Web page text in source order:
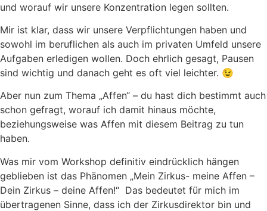
und worauf wir unsere Konzentration legen sollten.
Mir ist klar, dass wir unsere Verpflichtungen haben und
sowohl im beruflichen als auch im privaten Umfeld unsere
Aufgaben erledigen wollen. Doch ehrlich gesagt, Pausen
sind wichtig und danach geht es oft viel leichter. 😉
Aber nun zum Thema „Affen“ – du hast dich bestimmt auch
schon gefragt, worauf ich damit hinaus möchte,
beziehungsweise was Affen mit diesem Beitrag zu tun
haben.
Was mir vom Workshop definitiv eindrücklich hängen
geblieben ist das Phänomen „Mein Zirkus- meine Affen –
Dein Zirkus – deine Affen!“ Das bedeutet für mich im
übertragenen Sinne, dass ich der Zirkusdirektor bin und